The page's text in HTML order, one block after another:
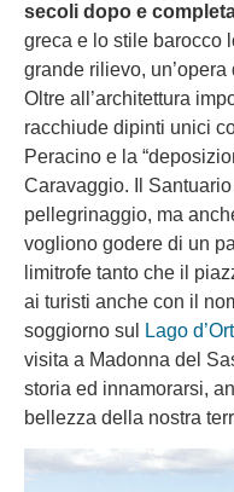
secoli dopo e
greca e lo stile barocco
grande rilievo,
Oltre all’architettura
racchiude dipinti unici
Peracino e la
Caravaggio. Il
pellegrinaggio, ma
vogliono godere di un
limitrofe tanto che il
ai turisti anche con il
soggiorno sul
Lago
visita a Madonna del
storia ed innamorarsi,
bellezza della nostra